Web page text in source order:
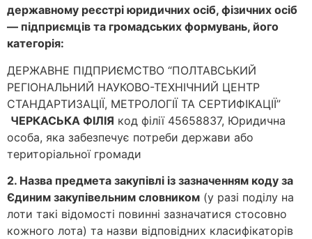
державному реєстрі юридичних осіб, фізичних осіб
— підприємців та громадських формувань, його
категорія:
ДЕРЖАВНЕ ПІДПРИЄМСТВО “ПОЛТАВСЬКИЙ
РЕГІОНАЛЬНИЙ НАУКОВО-ТЕХНІЧНИЙ ЦЕНТР
СТАНДАРТИЗАЦІЇ, МЕТРОЛОГІЇ ТА СЕРТИФІКАЦІЇ”
ЧЕРКАСЬКА ФІЛІЯ код філії 45658837, Юридична
особа, яка забезпечує потреби держави або
територіальної громади
2. Назва предмета закупівлі із зазначенням коду за
Єдиним закупівельним словником (у разі поділу на
лоти такі відомості повинні зазначатися стосовно
кожного лота) та назви відповідних класифікаторів